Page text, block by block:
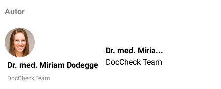
Autor
Dr. med. Miriam Dodegge
DocCheck Team
Dr. med. Miriam Dodegge
DocCheck Team